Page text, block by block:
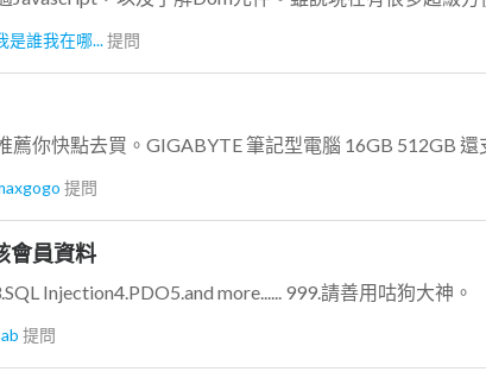
是誰我在哪...提問
提問
會員資料
Injection4.PDO5.and more...... 999.請善用咕狗大神。
提問